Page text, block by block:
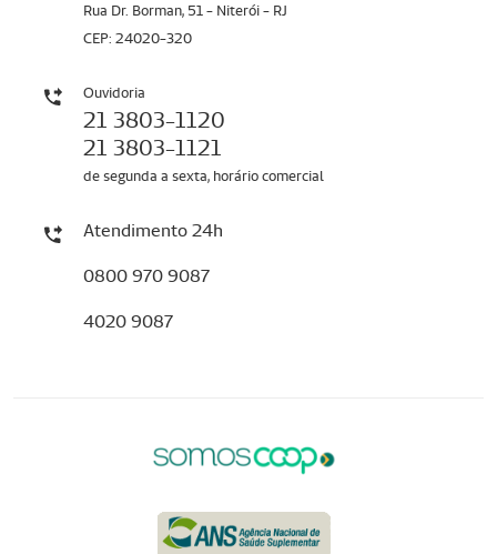
Rua Dr. Borman, 51 - Niterói - RJ
CEP: 24020-320
Ouvidoria
21 3803-1120
21 3803-1121
de segunda a sexta, horário comercial
Atendimento 24h
0800 970 9087
4020 9087